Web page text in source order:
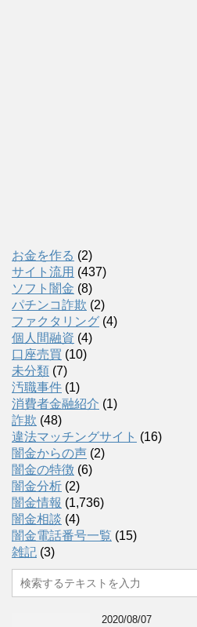
お金を作る (2)
サイト流用 (437)
ソフト闇金 (8)
パチンコ詐欺 (2)
ファクタリング (4)
個人間融資 (4)
口座売買 (10)
未分類 (7)
汚職事件 (1)
消費者金融紹介 (1)
詐欺 (48)
違法マッチングサイト (16)
闇金からの声 (2)
闇金の特徴 (6)
闇金分析 (2)
闇金情報 (1,736)
闇金相談 (4)
闇金電話番号一覧 (15)
雑記 (3)
2020/08/07